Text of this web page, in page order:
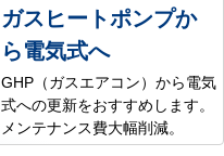
ガスヒートポンプか
ら電気式へ
GHP（ガスエアコン）から電気
式への更新をおすすめします。
メンテナンス費大幅削減。